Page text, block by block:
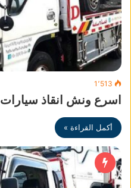
1٬513
اسرع ونش انقاذ سيارات
أكمل القراءة »